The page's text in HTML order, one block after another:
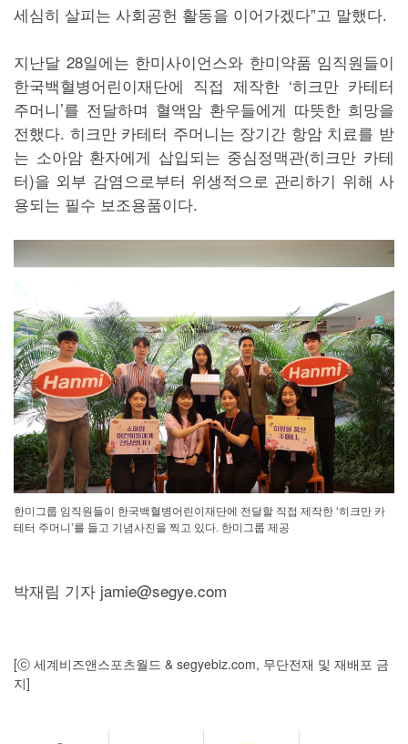
세심히 살피는 사회공헌 활동을 이어가겠다”고 말했다.
지난달 28일에는 한미사이언스와 한미약품 임직원들이
한국백혈병어린이재단에 직접 제작한 ‘히크만 카테터
주머니’를 전달하며 혈액암 환우들에게 따뜻한 희망을
전했다. 히크만 카테터 주머니는 장기간 항암 치료를 받
는 소아암 환자에게 삽입되는 중심정맥관(히크만 카테
터)을 외부 감염으로부터 위생적으로 관리하기 위해 사
용되는 필수 보조용품이다.
한미그룹 임직원들이 한국백혈병어린이재단에 전달할 직접 제작한 ‘히크만 카
테터 주머니’를 들고 기념사진을 찍고 있다. 한미그룹 제공
박재림 기자 jamie@segye.com
[ⓒ 세계비즈앤스포츠월드 & segyebiz.com, 무단전재 및 재배포 금
지]